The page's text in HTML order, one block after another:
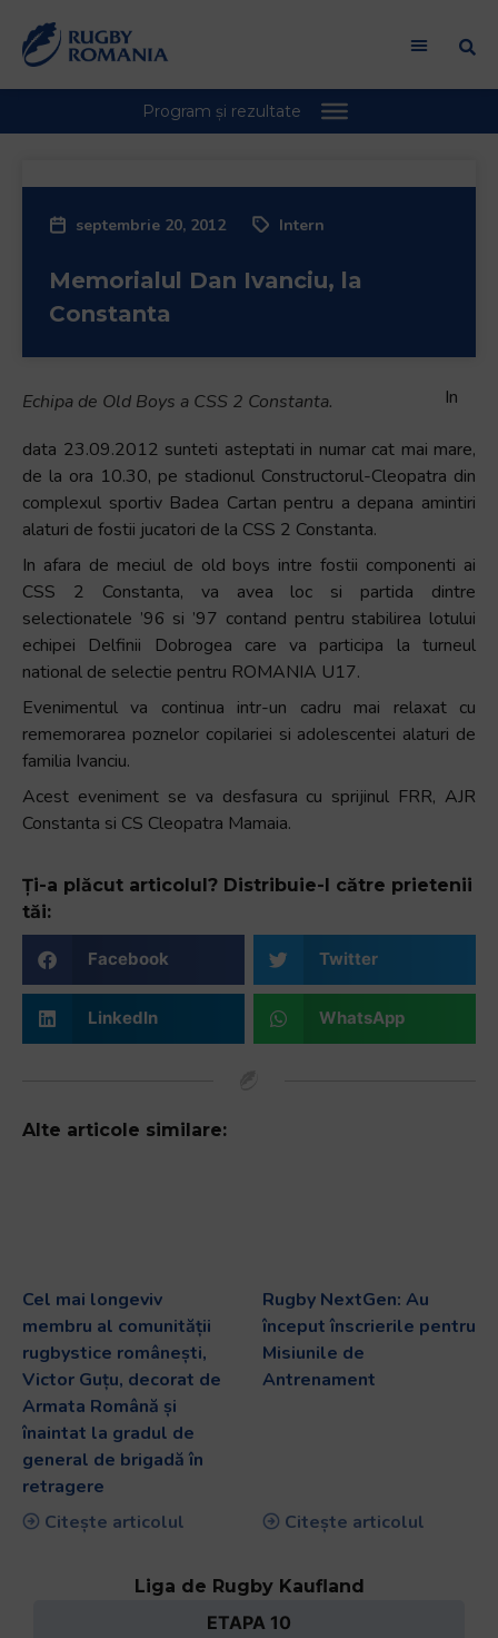
septembrie 20, 2012 Intern
Memorialul Dan Ivanciu, la
Constanta
Echipa de Old Boys a CSS 2 Constanta. In
data 23.09.2012 sunteti asteptati in numar cat mai mare,
de la ora 10.30, pe stadionul Constructorul-Cleopatra din
complexul sportiv Badea Cartan pentru a depana amintiri
alaturi de fostii jucatori de la CSS 2 Constanta.
In afara de meciul de old boys intre fostii componenti ai
CSS 2 Constanta, va avea loc si partida dintre
selectionatele ’96 si ’97 contand pentru stabilirea lotului
echipei Delfinii Dobrogea care va participa la turneul
national de selectie pentru ROMANIA U17.
Evenimentul va continua intr-un cadru mai relaxat cu
rememorarea poznelor copilariei si adolescentei alaturi de
familia Ivanciu.
Acest eveniment se va desfasura cu sprijinul FRR, AJR
Constanta si CS Cleopatra Mamaia.
Ți-a plăcut articolul? Distribuie-l către prietenii
tăi:
Facebook Twitter
LinkedIn WhatsApp
Alte articole similare:
Cel mai longeviv
membru al comunității
rugbystice românești,
Victor Guțu, decorat de
Armata Română și
înaintat la gradul de
general de brigadă în
retragere
Citește articolul
Rugby NextGen: Au
început înscrierile pentru
Misiunile de
Antrenament
Citește articolul
Liga de Rugby Kaufland
ETAPA 10